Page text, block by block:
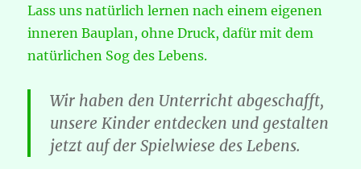
Lass uns natürlich lernen nach einem eigenen
inneren Bauplan, ohne Druck, dafür mit dem
natürlichen Sog des Lebens.
Wir haben den Unterricht abgeschafft,
unsere Kinder entdecken und gestalten
jetzt auf der Spielwiese des Lebens.